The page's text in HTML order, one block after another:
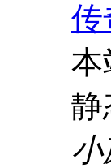
传
本
静
小